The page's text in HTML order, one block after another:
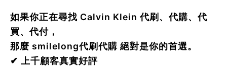
如果你正在尋找 Calvin Klein 代刷、代購、代
買、代付 ，
那麼 smilelong代刷代購 絕對是你的首選。
✔ 上千顧客真實好評